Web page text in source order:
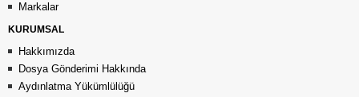
Markalar
KURUMSAL
Hakkımızda
Dosya Gönderimi Hakkında
Aydınlatma Yükümlülüğü